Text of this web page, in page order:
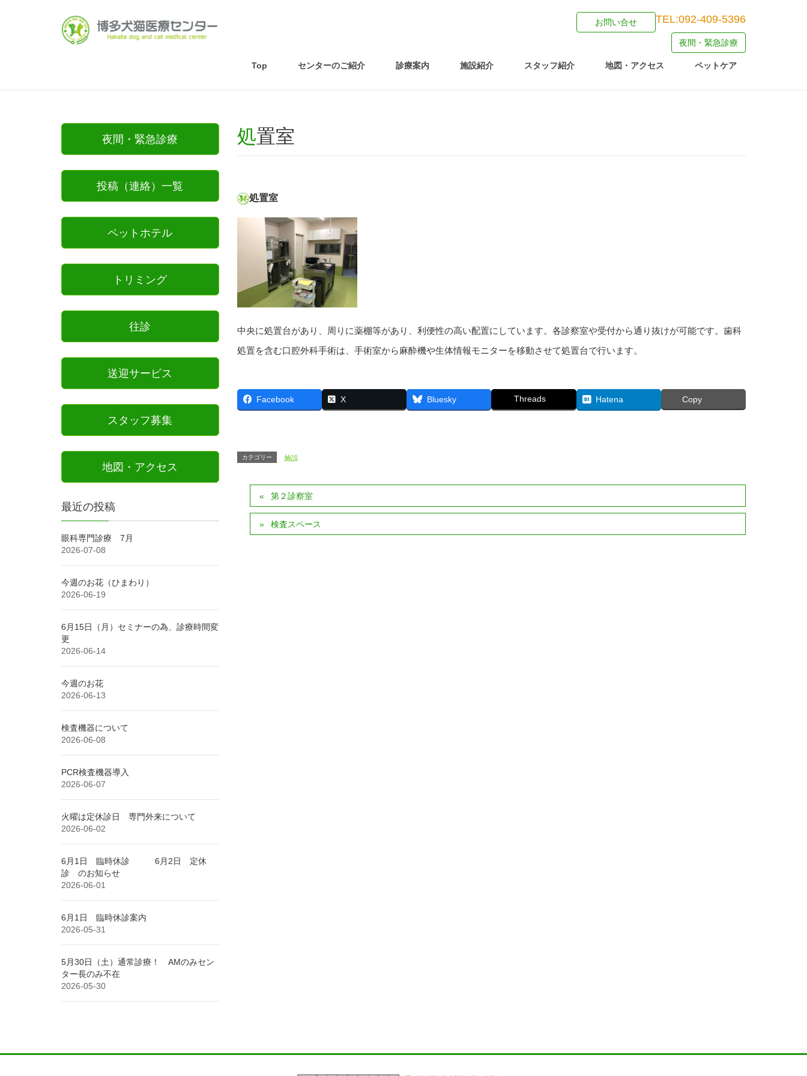
TEL:092-409-5396
お問い合せ
夜間・緊急診療
Top センターのご紹介 診療案内 施設紹介 スタッフ紹介 地図・アクセス ペットケア
処置室
処置室
中央に処置台があり、周りに薬棚等があり、利便性の高い配置にしています。各診察室や受付から通り抜けが可能です。歯科
処置を含む口腔外科手術は、手術室から麻酔機や生体情報モニターを移動させて処置台で行います。
Facebook X Bluesky Threads Hatena Copy
カテゴリー 施設
第２診察室
検査スペース
夜間・緊急診療
投稿（連絡）一覧
ペットホテル
トリミング
往診
送迎サービス
スタッフ募集
地図・アクセス
最近の投稿
眼科専門診療 7月
2026-07-08
今週のお花（ひまわり）
2026-06-19
6月15日（月）セミナーの為、診療時間変
更
2026-06-14
今週のお花
2026-06-13
検査機器について
2026-06-08
PCR検査機器導入
2026-06-07
火曜は定休診日 専門外来について
2026-06-02
6月1日 臨時休診 6月2日 定休
診 のお知らせ
2026-06-01
6月1日 臨時休診案内
2026-05-31
5月30日（土）通常診療！ AMのみセン
ター長のみ不在
2026-05-30